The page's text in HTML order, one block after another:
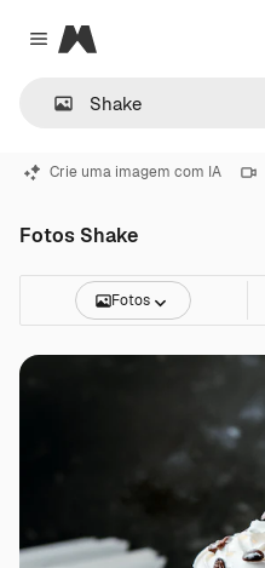
Close menu
Magnific
Crie uma imagem com IA
Fotos Shake
Fotos